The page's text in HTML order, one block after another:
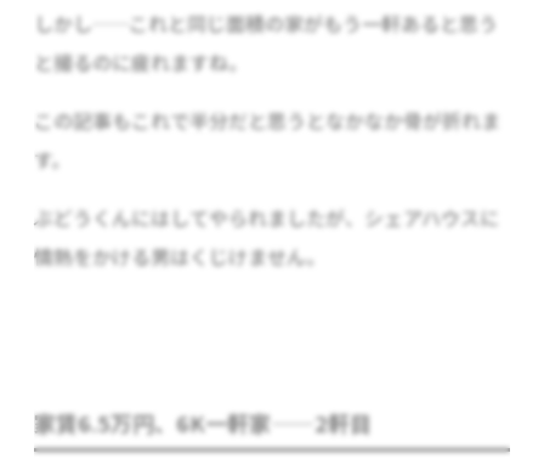
しかし……これと同じ面積の家がもう一軒あると思う
と撮るのに疲れますね。
この記事もこれで半分だと思うとなかなか骨が折れま
す。
ぶどうくんにはしてやられましたが、シェアハウスに
情熱をかける男はくじけません。
家賃6.5万円、6K一軒家——2軒目